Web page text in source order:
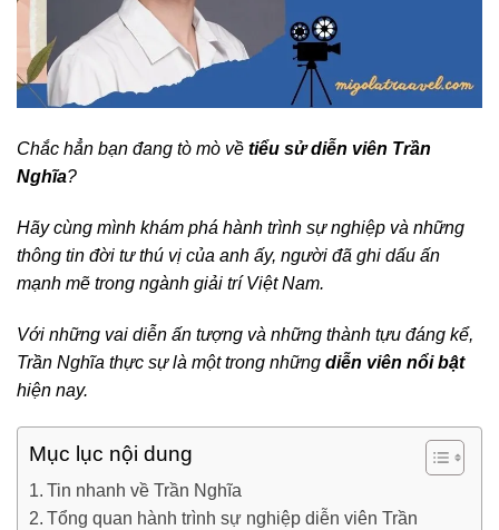
Chắc hẳn bạn đang tò mò về tiểu sử diễn viên Trần
Nghĩa?
Hãy cùng mình khám phá hành trình sự nghiệp và những
thông tin đời tư thú vị của anh ấy, người đã ghi dấu ấn
mạnh mẽ trong ngành giải trí Việt Nam.
Với những vai diễn ấn tượng và những thành tựu đáng kể,
Trần Nghĩa thực sự là một trong những diễn viên nổi bật
hiện nay.
Mục lục nội dung
Tin nhanh về Trần Nghĩa
Tổng quan hành trình sự nghiệp diễn viên Trần